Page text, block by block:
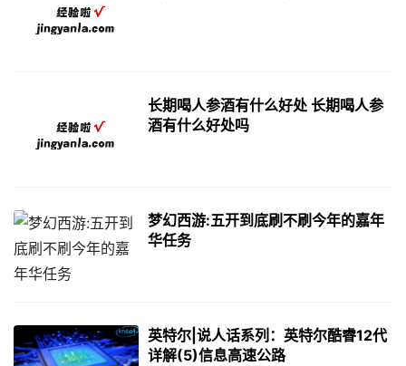
长期喝人参酒有什么好处 长期喝人参
酒有什么好处吗
梦幻西游:五开到底刷不刷今年的嘉年
华任务
英特尔|说人话系列：英特尔酷睿12代
详解(5)信息高速公路